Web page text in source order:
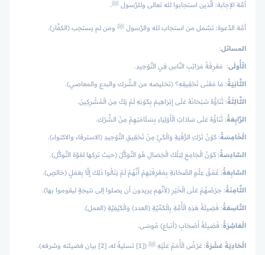
أمَّة الإجابة: الَّذين استجابوا لله تعالى وللرَّسول ﷺ.
أمَّة الدَّعوة: تشمل من استجاب لله والرَّسول ﷺ ومن لم يستجب (الكفَّار).
المسائل:
الْأُولَى: مَعْرِفَةُ مَرَاتِبِ النَّاسِ فِي التَّوْحِيدِ.
الثَّانِيَةُ: مَا مَعْنَى تَحْقِيقِهِ؟ (تخليصه من الشِّرك والبدع والمعاصي).
الثَّالِثَةُ: ثَنَاؤُهُ سُبْحَانَهُ عَلَى إِبْرَاهِيمَ بِكَوْنِهِ لَمْ يَكُ مِنَ الْمُشْرِكِينَ.
الرَّابِعَةُ: ثَنَاؤُهُ عَلَى سَادَاتِ الْأَوْلِيَاءِ بِسَلَامَتِهِمْ مِنْ الشِّرْكِ.
الْخَامِسَةُ: كَوْنُ تَرْكِ الرُّقْيَةِ وَالْكَيِّ مِنْ تَحْقِيقِ التَّوْحِيدِ (الاسترقاء والاكتواء).
السَّادِسَةُ: كَوْنُ الْجَامِعِ لِتِلْكَ الْخِصَالِ هُوَ التَّوَكُّلَ (حيث تركها لقوَّة التَّوكُّل).
السَّابِعَةُ: عُمْقُ عِلْمِ الصَّحَابَةِ بِمَعْرِفَتِهِمْ أَنَّهُمْ لَمْ يَنَالُوا ذَلِكَ إِلَّا بِعَمَلٍ (خالصٍ).
الثَّامِنَةُ: حِرْصُهُمْ عَلَى الْخَيْرِ (لأنَّهم يريدون أن يصلوا إلى نتيجةٍ ليقوموا بها).
التَّاسِعَةُ: فَضِيلَةُ هَذِهِ الْأُمَّةِ بِالْكَمِّيَّةِ (العدد) وَالْكَيْفِيَّةِ (العمل).
الْعَاشِرَةُ: فَضِيلَةُ أَصْحَابِ (أتباع) مُوسَى.
الْحَادِيَةَ عَشْرَةَ: عَرْضُ الْأُمَمُ عَلَيْهِ ﷺ ([1] تسليةٌ له، [2] بيان فضيلته وشرفه).